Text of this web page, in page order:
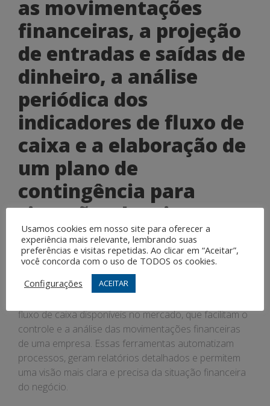
as movimentações
financeiras, a projeção
de entradas e saídas de
dinheiro, a análise
periódica dos
indicadores de fluxo de
caixa e a elaboração de
um plano de
contingência para
situações de crise.
Software de Gestão de
Fluxo de Caixa
fluxo de caixa disponíveis no mercado, que facilitam o
controle e a análise das movimentações financeiras
de uma empresa. Essas ferramentas automatizam
processos, geram relatórios detalhados e permitem
uma visão mais clara e precisa da situação financeira
do negócio.
Usamos cookies em nosso site para oferecer a
experiência mais relevante, lembrando suas
preferências e visitas repetidas. Ao clicar em “Aceitar”,
você concorda com o uso de TODOS os cookies.
Configurações
ACEITAR